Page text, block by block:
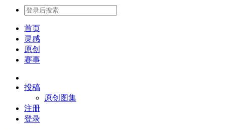
首页
灵感
原创
赛事
投稿
原创图集
注册
登录